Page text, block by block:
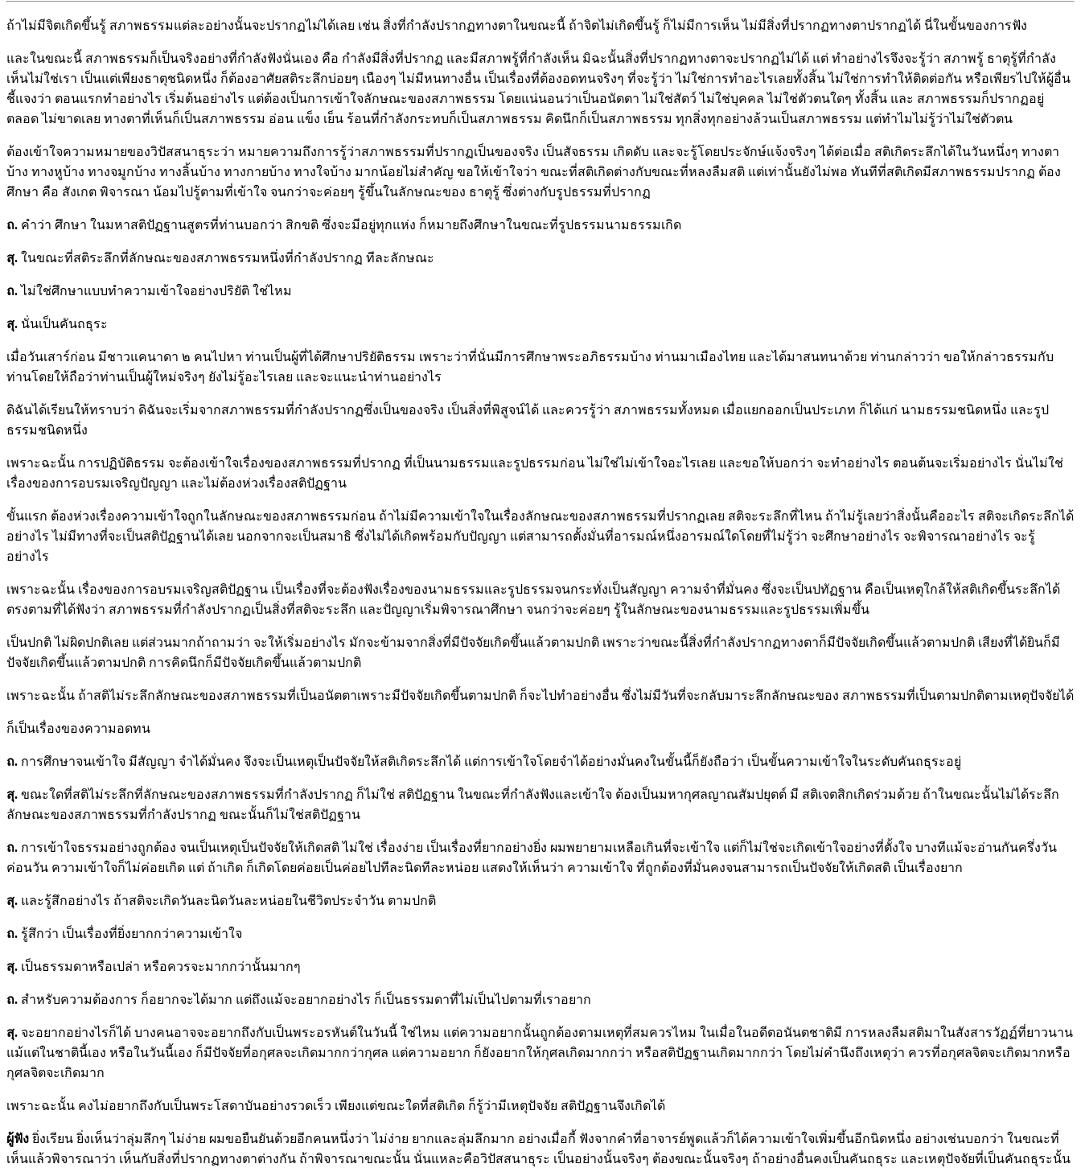
ถ้าไม่มีจิตเกิดขึ้นรู้ สภาพธรรมแต่ละอย่างนั้นจะปรากฏไม่ได้เลย เช่น สิ่งที่กำลังปรากฏทางตาในขณะนี้ ถ้าจิตไม่เกิดขึ้นรู้ ก็ไม่มีการเห็น ไม่มีสิ่งที่ปรากฏทางตาปรากฏได้ นี่ในขั้นของการฟัง
และในขณะนี้ สภาพธรรมก็เป็นจริงอย่างที่กำลังฟังนั่นเอง คือ กำลังมีสิ่งที่ปรากฏ และมีสภาพรู้ที่กำลังเห็น มิฉะนั้นสิ่งที่ปรากฏทางตาจะปรากฏไม่ได้ แต่ ทำอย่างไรจึงจะรู้ว่า สภาพรู้ ธาตุรู้ที่กำลัง
เห็นไม่ใช่เรา เป็นแต่เพียงธาตุชนิดหนึ่ง ก็ต้องอาศัยสติระลึกบ่อยๆ เนืองๆ ไม่มีหนทางอื่น เป็นเรื่องที่ต้องอดทนจริงๆ ที่จะรู้ว่า ไม่ใช่การทำอะไรเลยทั้งสิ้น ไม่ใช่การทำให้ติดต่อกัน หรือเพียรไปให้ผู้อื่น
ชี้แจงว่า ตอนแรกทำอย่างไร เริ่มต้นอย่างไร แต่ต้องเป็นการเข้าใจลักษณะของสภาพธรรม โดยแน่นอนว่าเป็นอนัตตา ไม่ใช่สัตว์ ไม่ใช่บุคคล ไม่ใช่ตัวตนใดๆ ทั้งสิ้น และ สภาพธรรมก็ปรากฏอยู่
ตลอด ไม่ขาดเลย ทางตาที่เห็นก็เป็นสภาพธรรม อ่อน แข็ง เย็น ร้อนที่กำลังกระทบก็เป็นสภาพธรรม คิดนึกก็เป็นสภาพธรรม ทุกสิ่งทุกอย่างล้วนเป็นสภาพธรรม แต่ทำไมไม่รู้ว่าไม่ใช่ตัวตน
ต้องเข้าใจความหมายของวิปัสสนาธุระว่า หมายความถึงการรู้ว่าสภาพธรรมที่ปรากฏเป็นของจริง เป็นสัจธรรม เกิดดับ และจะรู้โดยประจักษ์แจ้งจริงๆ ได้ต่อเมื่อ สติเกิดระลึกได้ในวันหนึ่งๆ ทางตา
บ้าง ทางหูบ้าง ทางจมูกบ้าง ทางลิ้นบ้าง ทางกายบ้าง ทางใจบ้าง มากน้อยไม่สำคัญ ขอให้เข้าใจว่า ขณะที่สติเกิดต่างกับขณะที่หลงลืมสติ แต่เท่านั้นยังไม่พอ ทันทีที่สติเกิดมีสภาพธรรมปรากฏ ต้อง
ศึกษา คือ สังเกต พิจารณา น้อมไปรู้ตามที่เข้าใจ จนกว่าจะค่อยๆ รู้ขึ้นในลักษณะของ ธาตุรู้ ซึ่งต่างกับรูปธรรมที่ปรากฏ
ถ. คำว่า ศึกษา ในมหาสติปัฏฐานสูตรที่ท่านบอกว่า สิกขติ ซึ่งจะมีอยู่ทุกแห่ง ก็หมายถึงศึกษาในขณะที่รูปธรรมนามธรรมเกิด
สุ. ในขณะที่สติระลึกที่ลักษณะของสภาพธรรมหนึ่งที่กำลังปรากฏ ทีละลักษณะ
ถ.ไม่ใช่ศึกษาแบบทำความเข้าใจอย่างปริยัติ ใช่ไหม
สุ. นั่นเป็นคันถธุระ
เมื่อวันเสาร์ก่อน มีชาวแคนาดา ๒ คนไปหา ท่านเป็นผู้ที่ได้ศึกษาปริยัติธรรม เพราะว่าที่นั่นมีการศึกษาพระอภิธรรมบ้าง ท่านมาเมืองไทย และได้มาสนทนาด้วย ท่านกล่าวว่า ขอให้กล่าวธรรมกับ
ท่านโดยให้ถือว่าท่านเป็นผู้ใหม่จริงๆ ยังไม่รู้อะไรเลย และจะแนะนำท่านอย่างไร
ดิฉันได้เรียนให้ทราบว่า ดิฉันจะเริ่มจากสภาพธรรมที่กำลังปรากฏซึ่งเป็นของจริง เป็นสิ่งที่พิสูจน์ได้ และควรรู้ว่า สภาพธรรมทั้งหมด เมื่อแยกออกเป็นประเภท ก็ได้แก่ นามธรรมชนิดหนึ่ง และรูป
ธรรมชนิดหนึ่ง
เพราะฉะนั้น การปฏิบัติธรรม จะต้องเข้าใจเรื่องของสภาพธรรมที่ปรากฏ ที่เป็นนามธรรมและรูปธรรมก่อน ไม่ใช่ไม่เข้าใจอะไรเลย และขอให้บอกว่า จะทำอย่างไร ตอนต้นจะเริ่มอย่างไร นั่นไม่ใช่
เรื่องของการอบรมเจริญปัญญา และไม่ต้องห่วงเรื่องสติปัฏฐาน
ขั้นแรก ต้องห่วงเรื่องความเข้าใจถูกในลักษณะของสภาพธรรมก่อน ถ้าไม่มีความเข้าใจในเรื่องลักษณะของสภาพธรรมที่ปรากฏเลย สติจะระลึกที่ไหน ถ้าไม่รู้เลยว่าสิ่งนั้นคืออะไร สติจะเกิดระลึกได้
อย่างไร ไม่มีทางที่จะเป็นสติปัฏฐานได้เลย นอกจากจะเป็นสมาธิ ซึ่งไม่ได้เกิดพร้อมกับปัญญา แต่สามารถตั้งมั่นที่อารมณ์หนึ่งอารมณ์ใดโดยที่ไม่รู้ว่า จะศึกษาอย่างไร จะพิจารณาอย่างไร จะรู้
อย่างไร
เพราะฉะนั้น เรื่องของการอบรมเจริญสติปัฏฐาน เป็นเรื่องที่จะต้องฟังเรื่องของนามธรรมและรูปธรรมจนกระทั่งเป็นสัญญา ความจำที่มั่นคง ซึ่งจะเป็นปทัฏฐาน คือเป็นเหตุใกล้ให้สติเกิดขึ้นระลึกได้
ตรงตามที่ได้ฟังว่า สภาพธรรมที่กำลังปรากฏเป็นสิ่งที่สติจะระลึก และปัญญาเริ่มพิจารณาศึกษา จนกว่าจะค่อยๆ รู้ในลักษณะของนามธรรมและรูปธรรมเพิ่มขึ้น
เป็นปกติ ไม่ผิดปกติเลย แต่ส่วนมากถ้าถามว่า จะให้เริ่มอย่างไร มักจะข้ามจากสิ่งที่มีปัจจัยเกิดขึ้นแล้วตามปกติ เพราะว่าขณะนี้สิ่งที่กำลังปรากฏทางตาก็มีปัจจัยเกิดขึ้นแล้วตามปกติ เสียงที่ได้ยินก็มี
ปัจจัยเกิดขึ้นแล้วตามปกติ การคิดนึกก็มีปัจจัยเกิดขึ้นแล้วตามปกติ
เพราะฉะนั้น ถ้าสติไม่ระลึกลักษณะของสภาพธรรมที่เป็นอนัตตาเพราะมีปัจจัยเกิดขึ้นตามปกติ ก็จะไปทำอย่างอื่น ซึ่งไม่มีวันที่จะกลับมาระลึกลักษณะของ สภาพธรรมที่เป็นตามปกติตามเหตุปัจจัยได้
ก็เป็นเรื่องของความอดทน
ถ. การศึกษาจนเข้าใจ มีสัญญา จำได้มั่นคง จึงจะเป็นเหตุเป็นปัจจัยให้สติเกิดระลึกได้ แต่การเข้าใจโดยจำได้อย่างมั่นคงในขั้นนี้ก็ยังถือว่า เป็นขั้นความเข้าใจในระดับคันถธุระอยู่
สุ. ขณะใดที่สติไม่ระลึกที่ลักษณะของสภาพธรรมที่กำลังปรากฏ ก็ไม่ใช่ สติปัฏฐาน ในขณะที่กำลังฟังและเข้าใจ ต้องเป็นมหากุศลญาณสัมปยุตต์ มี สติเจตสิกเกิดร่วมด้วย ถ้าในขณะนั้นไม่ได้ระลึก
ลักษณะของสภาพธรรมที่กำลังปรากฏ ขณะนั้นก็ไม่ใช่สติปัฏฐาน
ถ. การเข้าใจธรรมอย่างถูกต้อง จนเป็นเหตุเป็นปัจจัยให้เกิดสติ ไม่ใช่ เรื่องง่าย เป็นเรื่องที่ยากอย่างยิ่ง ผมพยายามเหลือเกินที่จะเข้าใจ แต่ก็ไม่ใช่จะเกิดเข้าใจอย่างที่ตั้งใจ บางทีแม้จะอ่านกันครึ่งวัน
ค่อนวัน ความเข้าใจก็ไม่ค่อยเกิด แต่ ถ้าเกิด ก็เกิดโดยค่อยเป็นค่อยไปทีละนิดทีละหน่อย แสดงให้เห็นว่า ความเข้าใจ ที่ถูกต้องที่มั่นคงจนสามารถเป็นปัจจัยให้เกิดสติ เป็นเรื่องยาก
สุ. และรู้สึกอย่างไร ถ้าสติจะเกิดวันละนิดวันละหน่อยในชีวิตประจำวัน ตามปกติ
ถ. รู้สึกว่า เป็นเรื่องที่ยิ่งยากกว่าความเข้าใจ
สุ. เป็นธรรมดาหรือเปล่า หรือควรจะมากกว่านั้นมากๆ
ถ. สำหรับความต้องการ ก็อยากจะได้มาก แต่ถึงแม้จะอยากอย่างไร ก็เป็นธรรมดาที่ไม่เป็นไปตามที่เราอยาก
สุ. จะอยากอย่างไรก็ได้ บางคนอาจจะอยากถึงกับเป็นพระอรหันต์ในวันนี้ ใช่ไหม แต่ความอยากนั้นถูกต้องตามเหตุที่สมควรไหม ในเมื่อในอดีตอนันตชาติมี การหลงลืมสติมาในสังสารวัฏฏ์ที่ยาวนาน
แม้แต่ในชาตินี้เอง หรือในวันนี้เอง ก็มีปัจจัยที่อกุศลจะเกิดมากกว่ากุศล แต่ความอยาก ก็ยังอยากให้กุศลเกิดมากกว่า หรือสติปัฏฐานเกิดมากกว่า โดยไม่คำนึงถึงเหตุว่า ควรที่อกุศลจิตจะเกิดมากหรือ
กุศลจิตจะเกิดมาก
เพราะฉะนั้น คงไม่อยากถึงกับเป็นพระโสดาบันอย่างรวดเร็ว เพียงแต่ขณะใดที่สติเกิด ก็รู้ว่ามีเหตุปัจจัย สติปัฏฐานจึงเกิดได้
ผู้ฟัง ยิ่งเรียน ยิ่งเห็นว่าลุ่มลึกๆ ไม่ง่าย ผมขอยืนยันด้วยอีกคนหนึ่งว่า ไม่ง่าย ยากและลุ่มลึกมาก อย่างเมื่อกี้ ฟังจากคำที่อาจารย์พูดแล้วก็ได้ความเข้าใจเพิ่มขึ้นอีกนิดหนึ่ง อย่างเช่นบอกว่า ในขณะที่
เห็นแล้วพิจารณาว่า เห็นกับสิ่งที่ปรากฏทางตาต่างกัน ถ้าพิจารณาขณะนั้น นั่นแหละคือวิปัสสนาธุระ เป็นอย่างนั้นจริงๆ ต้องขณะนั้นจริงๆ ถ้าอย่างอื่นคงเป็นคันถธุระ และเหตุปัจจัยที่เป็นคันถธุระนั้น